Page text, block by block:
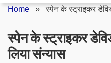
Home »स्पेन के स्ट्राइकर
स्पेन के स्ट्राइकर
लिया संन्यास